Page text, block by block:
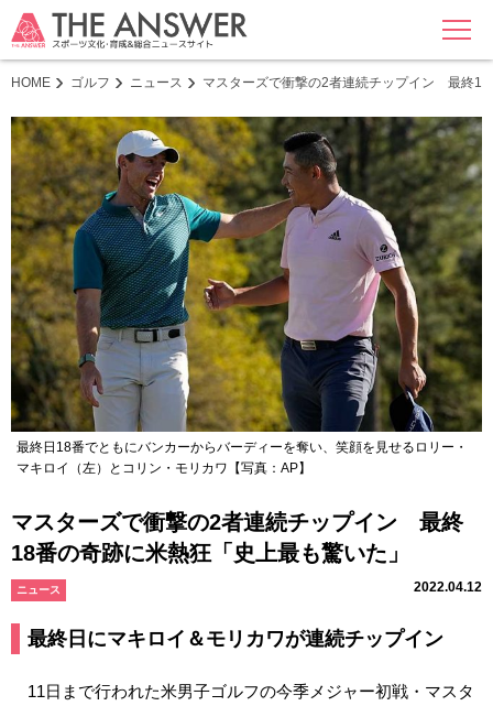
MENU
HOME ゴルフ ニュース マスターズで衝撃の2者連続チップイン 最終
最終日18番でともにバンカーからバーディーを奪い、笑顔を見せるロリー・
マキロイ（左）とコリン・モリカワ【写真：AP】
マスターズで衝撃の2者連続チップイン 最終
18番の奇跡に米熱狂「史上最も驚いた」
ニュース 2022.04.12
最終日にマキロイ＆モリカワが連続チップイン
11日まで行われた米男子ゴルフの今季メジャー初戦・マスタ